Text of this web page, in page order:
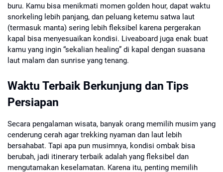
buru. Kamu bisa menikmati momen golden hour, dapat waktu
snorkeling lebih panjang, dan peluang ketemu satwa laut
(termasuk manta) sering lebih fleksibel karena pergerakan
kapal bisa menyesuaikan kondisi. Liveaboard juga enak buat
kamu yang ingin “sekalian healing” di kapal dengan suasana
laut malam dan sunrise yang tenang.
Waktu Terbaik Berkunjung dan Tips
Persiapan
Secara pengalaman wisata, banyak orang memilih musim yang
cenderung cerah agar trekking nyaman dan laut lebih
bersahabat. Tapi apa pun musimnya, kondisi ombak bisa
berubah, jadi itinerary terbaik adalah yang fleksibel dan
mengutamakan keselamatan. Karena itu, penting memilih